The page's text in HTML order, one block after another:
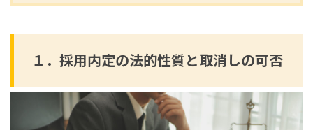
１．採用内定の法的性質と取消しの可否